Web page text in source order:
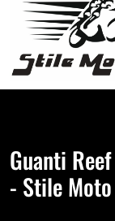
Guanti
- Stile Moto